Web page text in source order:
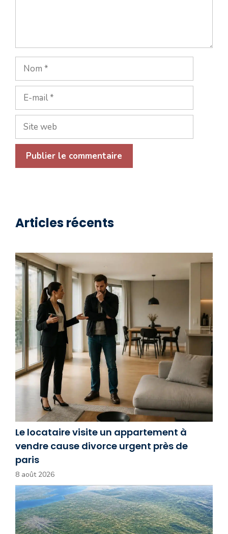
Nom
mail
Site
web
Articles récents
Le locataire visite un appartement à
vendre cause divorce urgent près de
paris
8 août 2026